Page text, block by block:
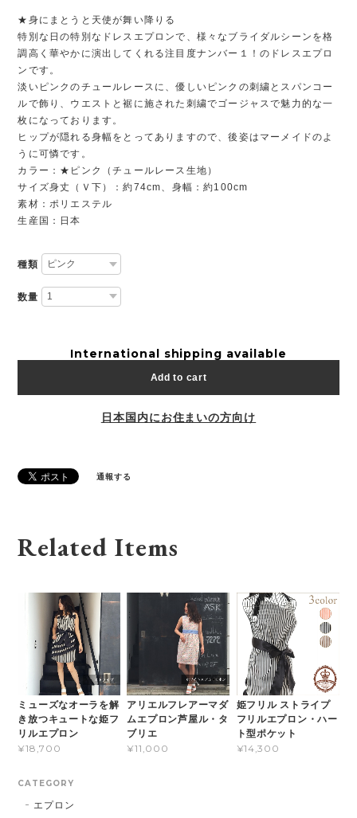
★身にまとうと天使が舞い降りる
特別な日の特別なドレスエプロンで、様々なブライダルシーンを格
調高く華やかに演出してくれる注目度ナンバー１！のドレスエプロ
ンです。
淡いピンクのチュールレースに、優しいピンクの刺繍とスパンコー
ルで飾り、ウエストと裾に施された刺繍でゴージャスで魅力的な一
枚になっております。
ヒップが隠れる身幅をとってありますので、後姿はマーメイドのよ
うに可憐です。
カラー：★ピンク（チュールレース生地）
サイズ身丈（Ｖ下）：約74cm、身幅：約100cm
素材：ポリエステル
生産国：日本
種類
数量
International shipping available
Add to cart
日本国内にお住まいの方向け
通報する
Related Items
ミューズなオーラを解
き放つキュートな姫フ
リルエプロン
¥18,700
アリエルフレアーマダ
ムエプロン芦屋ル・タ
ブリエ
¥11,000
姫フリル ストライプ
フリルエプロン・ハー
ト型ポケット
¥14,300
CATEGORY
エプロン